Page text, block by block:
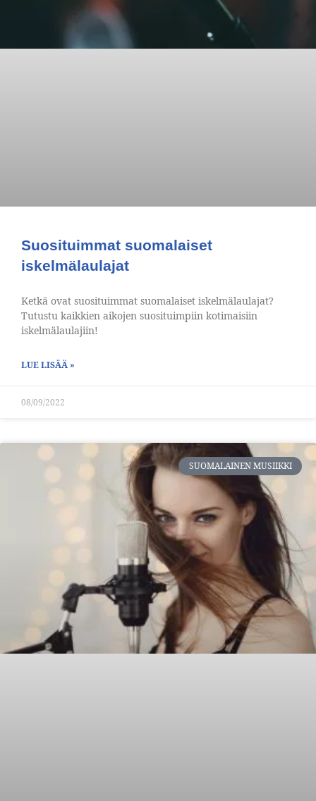
Suosituimmat suomalaiset
iskelmälaulajat
Ketkä ovat suosituimmat suomalaiset iskelmälaulajat?
Tutustu kaikkien aikojen suosituimpiin kotimaisiin
iskelmälaulajiin!
LUE LISÄÄ »
08/09/2022
SUOMALAINEN MUSIIKKI